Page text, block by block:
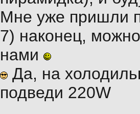
Мне уже пришли
7) наконец,
нами
Да, на
подведи 220W